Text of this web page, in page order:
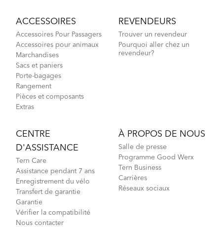
ACCESSOIRES
Accessoires Pour Passagers
Accessoires pour animaux
Marchandises
Sacs et paniers
Porte-bagages
Rangement
Pièces et composants
Extras
REVENDEURS
Trouver un revendeur
Pourquoi aller chez un
revendeur?
CENTRE
D'ASSISTANCE
Tern Care
Assistance pendant 7 ans
Enregistrement du vélo
Transfert de garantie
Garantie
Vérifier la compatibilité
Nous contacter
À PROPOS DE NOUS
Salle de presse
Programme Good Werx
Tern Business
Carrières
Réseaux sociaux